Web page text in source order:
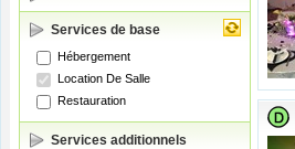
Services de base
Hébergement
Location De Salle
Restauration
Services additionnels